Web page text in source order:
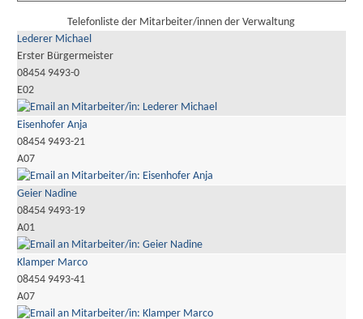
Telefonliste der Mitarbeiter/innen der Verwaltung
Lederer Michael
Erster Bürgermeister
08454 9493-0
E02
Eisenhofer Anja
08454 9493-21
A07
Geier Nadine
08454 9493-19
A01
Klamper Marco
08454 9493-41
A07